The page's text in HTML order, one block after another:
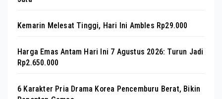
Kemarin Melesat Tinggi, Hari Ini Ambles Rp29.000
Harga Emas Antam Hari Ini 7 Agustus 2026: Turun Jadi
Rp2.650.000
6 Karakter Pria Drama Korea Pencemburu Berat, Bikin